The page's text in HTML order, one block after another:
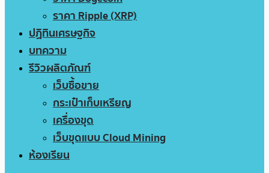
ราคา Ripple (XRP)
ปฏิทินเศรษฐกิจ
บทความ
รีวิวผลิตภัณฑ์
เว็บซื้อขาย
กระเป๋าเก็บเหรียญ
เครื่องขุด
เว็บขุดแบบ Cloud Mining
ห้องเรียน